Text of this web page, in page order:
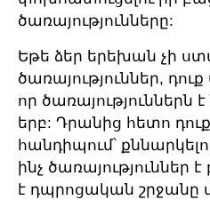
ծառայությունները:
Եթե ձեր երեխան չի
ծառայություններ,
որ ծառայություններն
երբ: Դրանից հետո
հանդիպում՝
ինչ ծառայություններ
է դպրոցական շրջանը